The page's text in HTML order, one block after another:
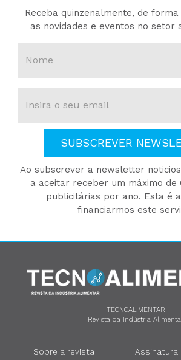
Receba quinzenalmente, de
as novidades e eventos no setor
SUBSCREVER
Ao subscrever a newsletter
a aceitar receber um máximo de
publicitárias por ano. Esta é
financiarmos este
TECNOALIMENTAR
Revista da Indústria
Sobre a revista
Assinatura